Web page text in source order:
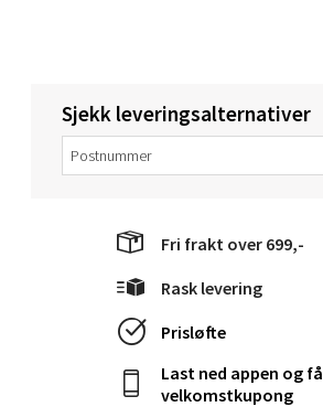
Sjekk leveringsalternativer
Fri frakt over 699,-
Rask levering
Prisløfte
Last ned appen og få
velkomstkupong
Molde - Moldetorget
Torget 1, 6413 Molde
Åpent i dag 10-20
0 i butikk